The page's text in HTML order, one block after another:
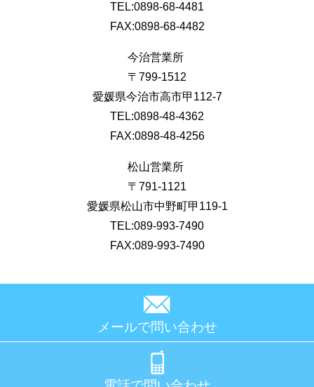
TEL:0898-68-4481
FAX:0898-68-4482
今治営業所
〒799-1512
愛媛県今治市高市甲112-7
TEL:0898-48-4362
FAX:0898-48-4256
松山営業所
〒791-1121
愛媛県松山市中野町甲119-1
TEL:089-993-7490
FAX:089-993-7490
メールで問い合わせ